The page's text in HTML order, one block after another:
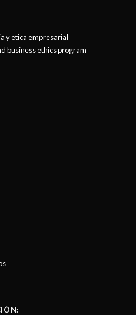
y etica empresarial
business ethics program